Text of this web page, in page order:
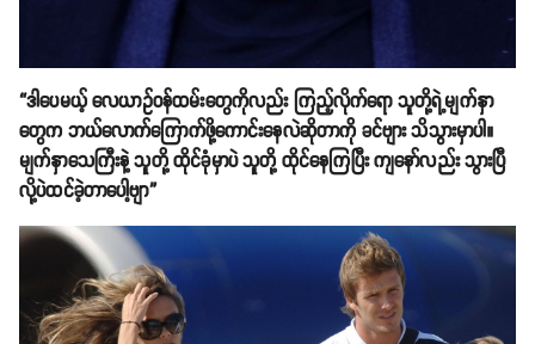
“ဒါပေမယ့် လေယာဥ်ဝန်ထမ်းတွေကိုလည်း ကြည့်လိုက်ရော သူတို့ရဲ့မျက်နှာ
တွေက ဘယ်လောက်ကြောက်ဖို့ကောင်းနေလဲဆိုတာကို ခင်ဗျား သိသွားမှာပါ။
မျက်နှာသေကြီးနဲ့ သူတို့ ထိုင်ခုံမှာပဲ သူတို့ ထိုင်နေကြပြီး ကျနော်လည်း သွားပြီ
လို့ပဲထင်ခဲ့တာပေါ့ဗျာ”